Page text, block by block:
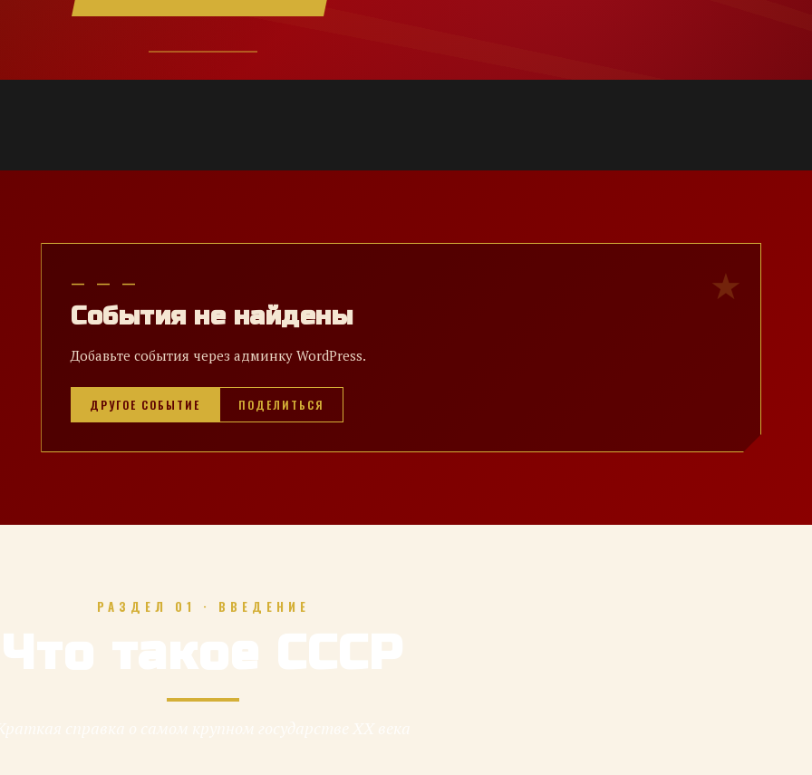
— — —
События не найдены
Добавьте события через админку WordPress.
ДРУГОЕ СОБЫТИЕ ПОДЕЛИТЬСЯ
РАЗДЕЛ 01 · ВВЕДЕНИЕ
Что такое СССР